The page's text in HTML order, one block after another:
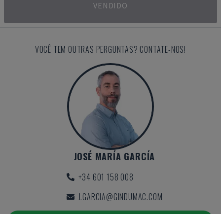
VENDIDO
VOCÊ TEM OUTRAS PERGUNTAS? CONTATE-NOS!
JOSÉ MARÍA GARCÍA
+34 601 158 008
J.GARCIA@GINDUMAC.COM